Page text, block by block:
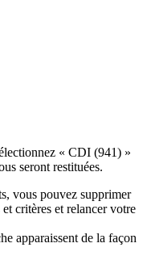
« CDI (941) »
seront restituées.
vous pouvez supprimer
critères et relancer votre
apparaissent de la façon